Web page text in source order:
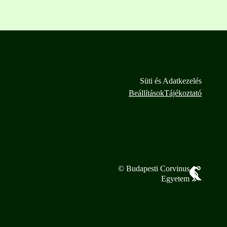
Süti és Adatkezelés
BeállításokTájékoztató
© Budapesti Corvinus
Egyetem